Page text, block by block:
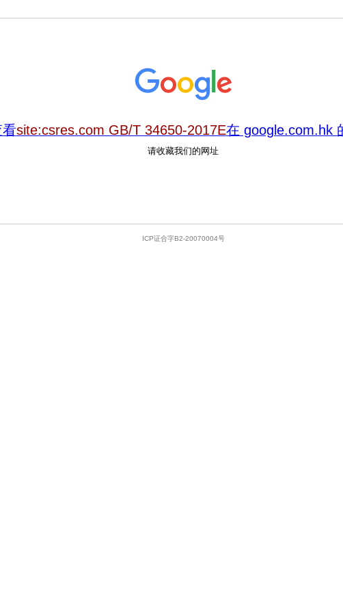
看site:csres.com GB/T 34650-2017E在 google.com.hk
请收藏我们的网址
ICP证合字B2-20070004号